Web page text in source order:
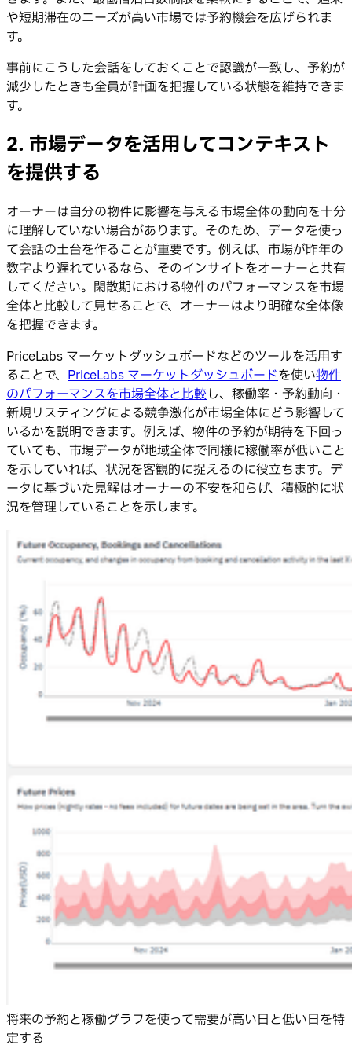
や短期滞在のニーズが高い市場では予約機会を広げられま
す。
事前にこうした会話をしておくことで認識が一致し、予約が
減少したときも全員が計画を把握している状態を維持できま
す。
2. 市場データを活用してコンテキスト
を提供する
オーナーは自分の物件に影響を与える市場全体の動向を十分
に理解していない場合があります。そのため、データを使っ
て会話の土台を作ることが重要です。例えば、市場が昨年の
数字より遅れているなら、そのインサイトをオーナーと共有
してください。閑散期における物件のパフォーマンスを市場
全体と比較して見せることで、オーナーはより明確な全体像
を把握できます。
PriceLabs マーケットダッシュボードなどのツールを活用す
ることで、 PriceLabs マーケットダッシュボードを使い物件
のパフォーマンスを市場全体と比較し、稼働率・予約動向・
新規リスティングによる競争激化が市場全体にどう影響して
いるかを説明できます。例えば、物件の予約が期待を下回っ
ていても、市場データが地域全体で同様に稼働率が低いこと
を示していれば、状況を客観的に捉えるのに役立ちます。デ
ータに基づいた見解はオーナーの不安を和らげ、積極的に状
況を管理していることを示します。
将来の予約と稼働グラフを使って需要が高い日と低い日を特
定する